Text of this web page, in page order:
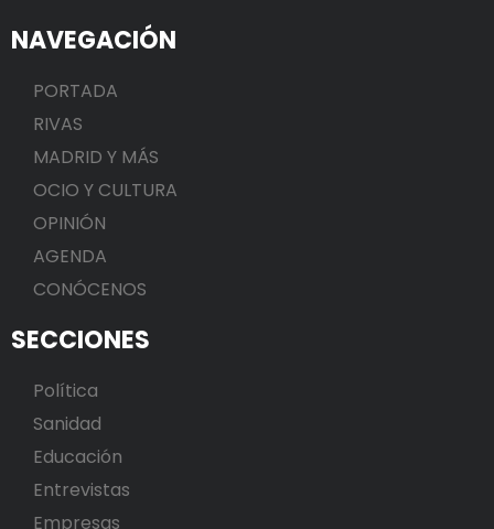
NAVEGACIÓN
PORTADA
RIVAS
MADRID Y MÁS
OCIO Y CULTURA
OPINIÓN
AGENDA
CONÓCENOS
SECCIONES
Política
Sanidad
Educación
Entrevistas
Empresas